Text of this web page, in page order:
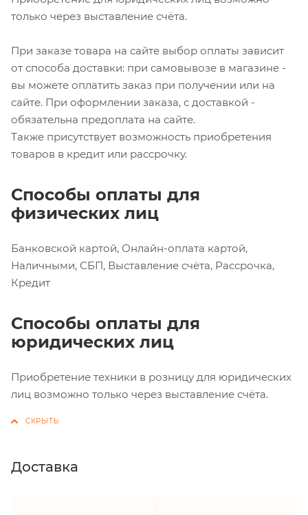
только через выставление счёта.
При заказе товара на сайте выбор оплаты зависит
от способа доставки: при самовывозе в магазине -
вы можете оплатить заказ при получении или на
сайте. При оформлении заказа, с доставкой -
обязательна предоплата на сайте.
Также присутствует возможность приобретения
товаров в кредит или рассрочку.
Способы оплаты для
физических лиц
Банковской картой, Онлайн-оплата картой,
Наличными, СБП, Выставление счёта, Рассрочка,
Кредит
Способы оплаты для
юридических лиц
Приобретение техники в розницу для юридических
лиц возможно только через выставление счёта.
Доставка